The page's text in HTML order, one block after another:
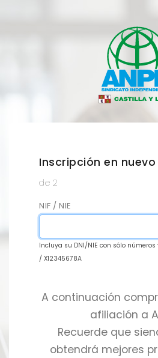
Inscripción en
de 2
NIF / NIE
Incluya su DNI/NIE con sólo números
/ X12345678A
A continuación
afiliación a
Recuerde que
obtendrá mejores